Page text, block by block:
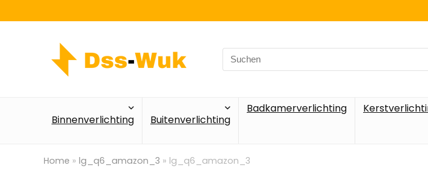
Search
for:
Binnenverlichting Buitenverlichting
Badkamerverlichting
Home » lg_q6_amazon_3 » lg_q6_amazon_3